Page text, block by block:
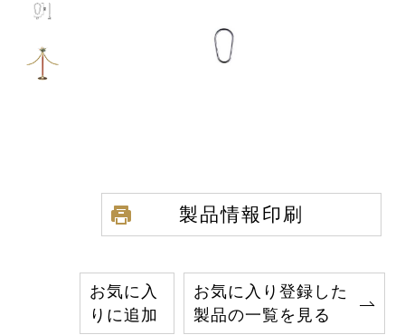
製品情報印刷
お気に入
りに追加
お気に入り登録した
製品の一覧を見る